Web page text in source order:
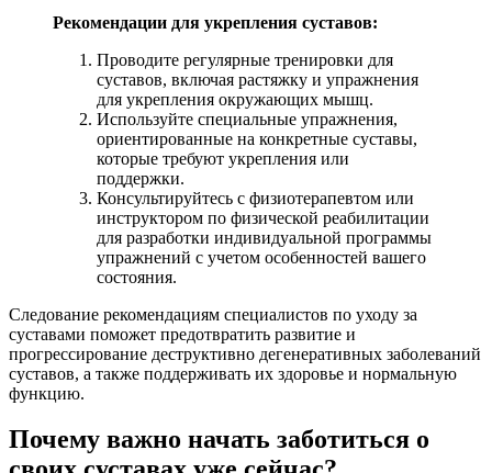
Рекомендации для укрепления суставов:
Проводите регулярные тренировки для
суставов, включая растяжку и упражнения
для укрепления окружающих мышц.
Используйте специальные упражнения,
ориентированные на конкретные суставы,
которые требуют укрепления или
поддержки.
Консультируйтесь с физиотерапевтом или
инструктором по физической реабилитации
для разработки индивидуальной программы
упражнений с учетом особенностей вашего
состояния.
Следование рекомендациям специалистов по уходу за
суставами поможет предотвратить развитие и
прогрессирование деструктивно дегенеративных заболеваний
суставов, а также поддерживать их здоровье и нормальную
функцию.
Почему важно начать заботиться о